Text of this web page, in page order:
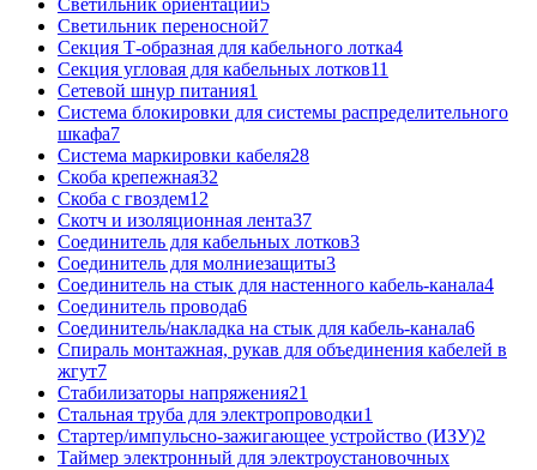
Светильник переносной7
Секция Т-образная для кабельного лотка4
Секция угловая для кабельных лотков11
Сетевой шнур питания1
Система блокировки для системы распределительного
шкафа7
Система маркировки кабеля28
Скоба крепежная32
Скоба с гвоздем12
Скотч и изоляционная лента37
Соединитель для кабельных лотков3
Соединитель для молниезащиты3
Соединитель на стык для настенного кабель-канала4
Соединитель провода6
Соединитель/накладка на стык для кабель-канала6
Спираль монтажная, рукав для объединения кабелей в
жгут7
Стабилизаторы напряжения21
Стальная труба для электропроводки1
Стартер/импульсно-зажигающее устройство (ИЗУ)2
Таймер электронный для электроустановочных